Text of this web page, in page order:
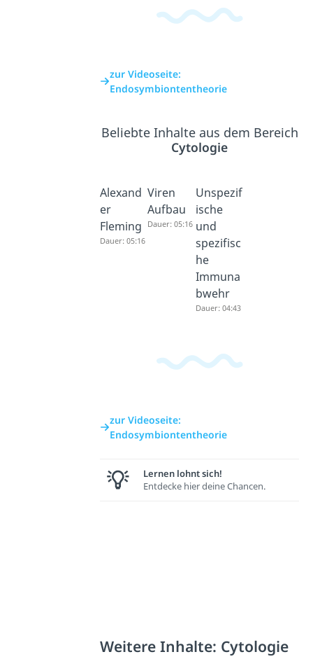
zur Videoseite:
Endosymbiontentheorie
Beliebte Inhalte aus dem Bereich
Cytologie
Alexand
er
Fleming
Dauer: 05:16
Viren
Aufbau
Dauer: 05:16
Unspezif
ische
und
spezifisc
he
Immuna
bwehr
Dauer: 04:43
zur Videoseite:
Endosymbiontentheorie
Lernen lohnt sich!
Entdecke hier deine Chancen.
Weitere Inhalte: Cytologie